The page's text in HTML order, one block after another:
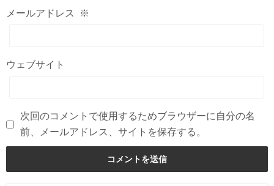
メールアドレス ※
ウェブサイト
次回のコメントで使用するためブラウザーに自分の名
前、メールアドレス、サイトを保存する。